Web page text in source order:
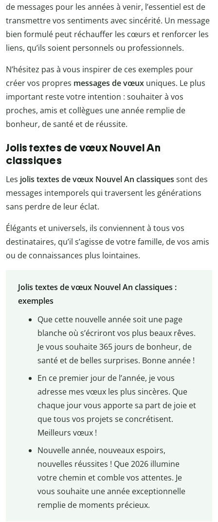
de messages pour les années à venir, l’essentiel est de
transmettre vos sentiments avec sincérité. Un message
bien formulé peut réchauffer les cœurs et renforcer les
liens, qu’ils soient personnels ou professionnels.
N’hésitez pas à vous inspirer de ces exemples pour
créer vos propres messages de vœux uniques. Le plus
important reste votre intention : souhaiter à vos
proches, amis et collègues une année remplie de
bonheur, de santé et de réussite.
Jolis textes de vœux Nouvel An
classiques
Les jolis textes de vœux Nouvel An classiques sont des
messages intemporels qui traversent les générations
sans perdre de leur éclat.
Élégants et universels, ils conviennent à tous vos
destinataires, qu’il s’agisse de votre famille, de vos amis
ou de connaissances plus lointaines.
Jolis textes de vœux Nouvel An classiques :
exemples
Que cette nouvelle année soit une page
blanche où s’écriront vos plus beaux rêves.
Je vous souhaite 365 jours de bonheur, de
santé et de belles surprises. Bonne année !
En ce premier jour de l’année, je vous
adresse mes vœux les plus sincères. Que
chaque jour vous apporte sa part de joie et
que tous vos projets se concrétisent.
Meilleurs vœux !
Nouvelle année, nouveaux espoirs,
nouvelles réussites ! Que 2026 illumine
votre chemin et comble vos attentes. Je
vous souhaite une année exceptionnelle
remplie de moments précieux.